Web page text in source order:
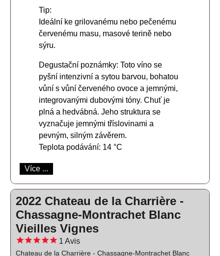
Tip:
Ideální ke grilovanému nebo pečenému
červenému masu, masové terině nebo
sýru.
Degustační poznámky: Toto víno se
pyšní intenzivní a sytou barvou, bohatou
vůní s vůní červeného ovoce a jemnými,
integrovanými dubovými tóny. Chuť je
plná a hedvábná. Jeho struktura se
vyznačuje jemnými tříslovinami a
pevným, silným závěrem.
Teplota podávání: 14 °C
Více ...
2022 Chateau de la Charrière -
Chassagne-Montrachet Blanc
Vieilles Vignes
1 Avis
Chateau de la Charrière - Chassagne-Montrachet Blanc